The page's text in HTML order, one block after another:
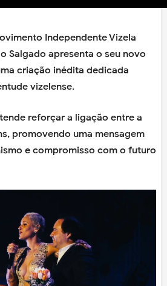
Independente Vizela
Salgado apresenta o seu novo
criação inédita dedicada
vizelense.
reforçar a ligação entre a
promovendo uma mensagem
e compromisso com o futuro